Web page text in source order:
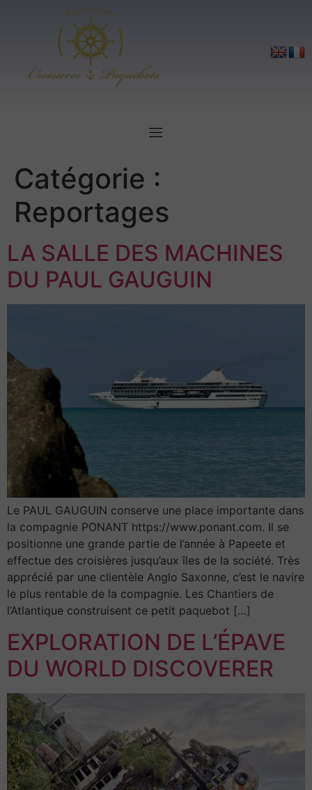
Catégorie :
Reportages
LA SALLE DES MACHINES
DU PAUL GAUGUIN
Le PAUL GAUGUIN conserve une place importante dans
la compagnie PONANT https://www.ponant.com. Il se
positionne une grande partie de l’année à Papeete et
effectue des croisières jusqu’aux îles de la société. Très
apprécié par une clientèle Anglo Saxonne, c’est le navire
le plus rentable de la compagnie. Les Chantiers de
l’Atlantique construisent ce petit paquebot […]
EXPLORATION DE L’ÉPAVE
DU WORLD DISCOVERER